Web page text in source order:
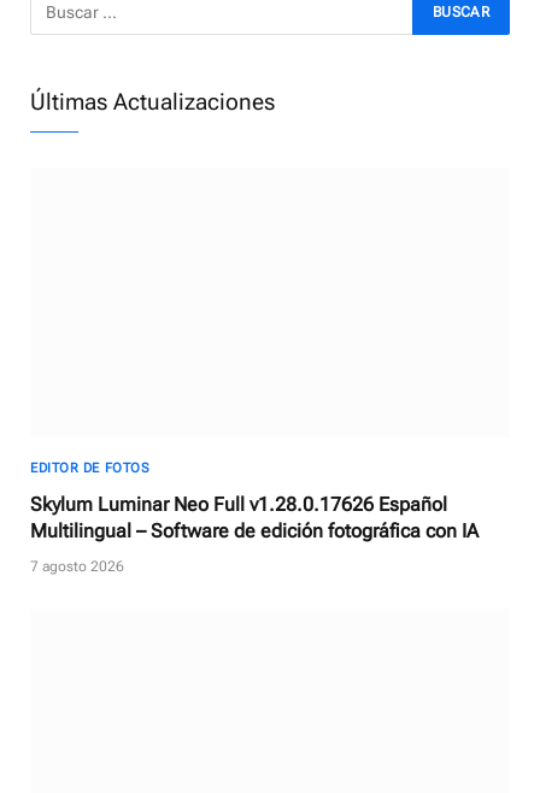
Últimas Actualizaciones
EDITOR DE FOTOS
Skylum Luminar Neo Full v1.28.0.17626 Español
Multilingual – Software de edición fotográfica con IA
7 agosto 2026